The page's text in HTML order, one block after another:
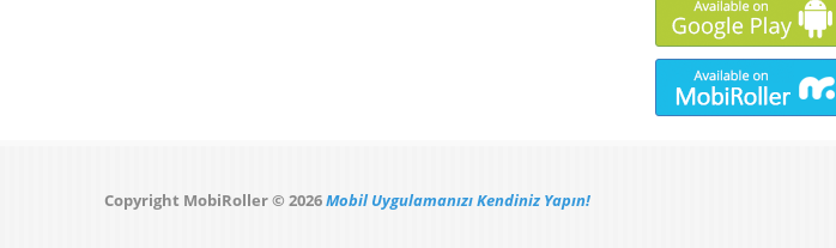
Copyright MobiRoller © 2026Mobil Uygulamanızı Kendiniz Yapın!